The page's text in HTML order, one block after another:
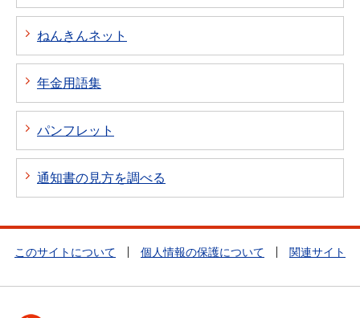
ねんきんネット
年金用語集
パンフレット
通知書の見方を調べる
このサイトについて 個人情報の保護について 関連サイト